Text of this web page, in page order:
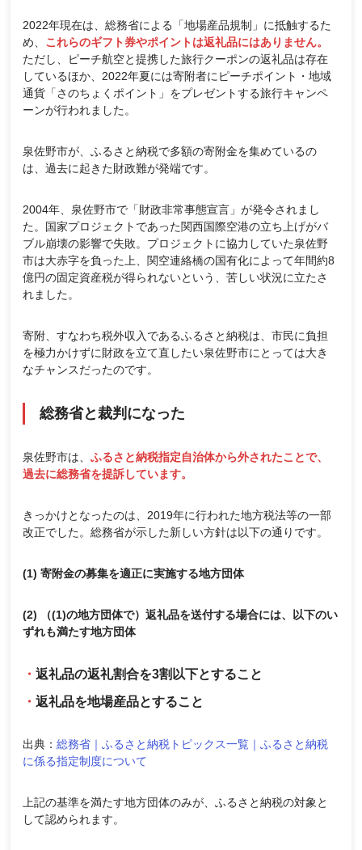
2022年現在は、総務省による「地場産品規制」に抵触するた
め、 これらのギフト券やポイントは返礼品にはありません。
ただし、ピーチ航空と提携した旅行クーポンの返礼品は存在
しているほか、2022年夏には寄附者にピーチポイント・地域
通貨「さのちょくポイント」をプレゼントする旅行キャンペ
ーンが行われました。
泉佐野市が、ふるさと納税で多額の寄附金を集めているの
は、過去に起きた財政難が発端です。
2004年、泉佐野市で「財政非常事態宣言」が発令されまし
た。国家プロジェクトであった関西国際空港の立ち上げがバ
ブル崩壊の影響で失敗。プロジェクトに協力していた泉佐野
市は大赤字を負った上、関空連絡橋の国有化によって年間約8
億円の固定資産税が得られないという、苦しい状況に立たさ
れました。
寄附、すなわち税外収入であるふるさと納税は、市民に負担
を極力かけずに財政を立て直したい泉佐野市にとっては大き
なチャンスだったのです。
総務省と裁判になった
泉佐野市は、ふるさと納税指定自治体から外されたことで、
過去に総務省を提訴しています。
きっかけとなったのは、2019年に行われた地方税法等の一部
改正でした。総務省が示した新しい方針は以下の通りです。
(1) 寄附金の募集を適正に実施する地方団体
(2) （(1)の地方団体で）返礼品を送付する場合には、以下のい
ずれも満たす地方団体
返礼品の返礼割合を3割以下とすること
返礼品を地場産品とすること
出典：総務省｜ふるさと納税トピックス一覧｜ふるさと納税
に係る指定制度について
上記の基準を満たす地方団体のみが、ふるさと納税の対象と
して認められます。